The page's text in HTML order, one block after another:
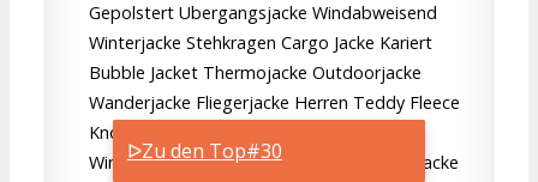
ᐅZu den Top#30
Gepolstert Ubergangsjacke Windabweisend
Winterjacke Stehkragen Cargo Jacke Kariert
Bubble Jacket Thermojacke Outdoorjacke
Wanderjacke Fliegerjacke Herren Teddy Fleece
Knopf Jacke Freizeitjacke für Männer
Winterparka Warme Schwarze Übergangsjacke